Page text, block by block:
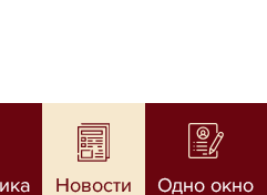
Новости Одно окно